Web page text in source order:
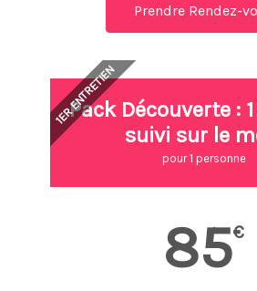
Prendre Rendez-
1ER ENTRETIEN
Pack Découverte :
suivi sur le
pour 1 personne
85€